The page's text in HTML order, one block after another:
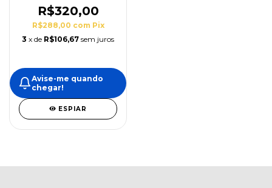
R$320,00
R$288,00 com Pix
3 x de R$106,67 sem juros
Avise-me quando
chegar!
ESPIAR